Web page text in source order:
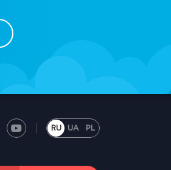
RU UA PL